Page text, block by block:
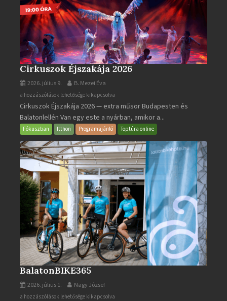
Cirkuszok Éjszakája 2026
2026. július 9. B. Mezei Éva
Cirkuszok
Éjszakája
2026
bejegyzéshez
a hozzászólások lehetősége kikapcsolva
Cirkuszok Éjszakája 2026 — extra műsor Budapesten és
Balatonlellén Van egy este a nyárban, amikor a...
Fókuszban Itthon Programajánló Toptúra online
BalatonBIKE365
2026. július 1. Nagy József
BalatonBIKE365
a hozzászólások lehetősége kikapcsolva